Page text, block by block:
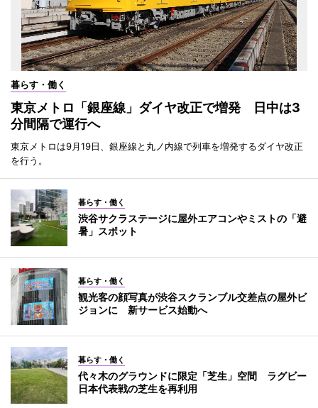
暮らす・働く
東京メトロ「銀座線」ダイヤ改正で増発 日中は3
分間隔で運行へ
東京メトロは9月19日、銀座線と丸ノ内線で列車を増発するダイヤ改正
を行う。
暮らす・働く
渋谷サクラステージに屋外エアコンやミストの「避
暑」スポット
暮らす・働く
観光客の顔写真が渋谷スクランブル交差点の屋外ビ
ジョンに 新サービス始動へ
暮らす・働く
代々木のグラウンドに限定「芝生」空間 ラグビー
日本代表戦の芝生を再利用